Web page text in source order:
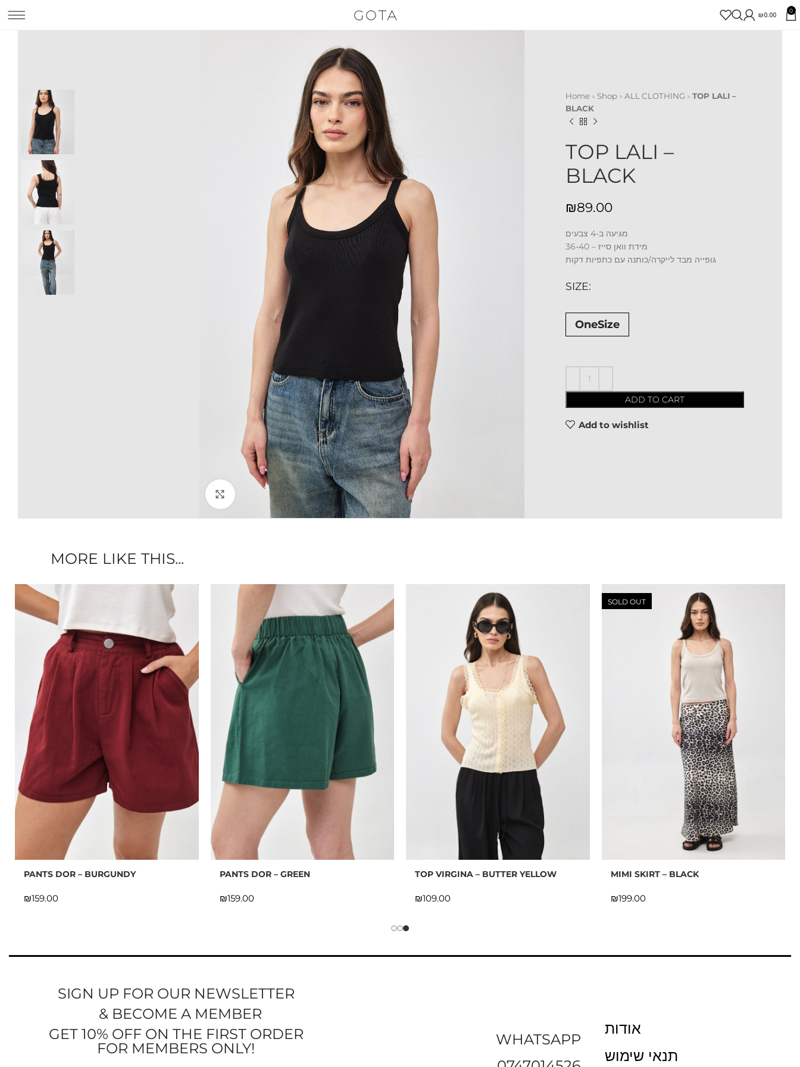
0
₪0.00
Click to enlarge
Home » Shop »ALL CLOTHING »TOP LALI –
BLACK
TOP LALI –
BLACK
₪
מגיעה ב-4 צבעים
מידת וואן סייז – 36-40
גופייה מבד לייקרה/כותנה עם כתפיות דקות
SIZE
OneSize
ADD TO CART
Add to wishlist
MORE LIKE THIS...
PANTS DOR – BURGUNDY
₪
PANTS DOR – GREEN
₪
TOP VIRGINA – BUTTER YELLOW
₪
SOLD OUT
MIMI SKIRT – BLACK
₪
אודות
תנאי שימוש
WHATSAPP
SIGN UP FOR OUR NEWSLETTER
& BECOME A MEMBER
GET 10% OFF ON THE FIRST ORDER
FOR MEMBERS ONLY!